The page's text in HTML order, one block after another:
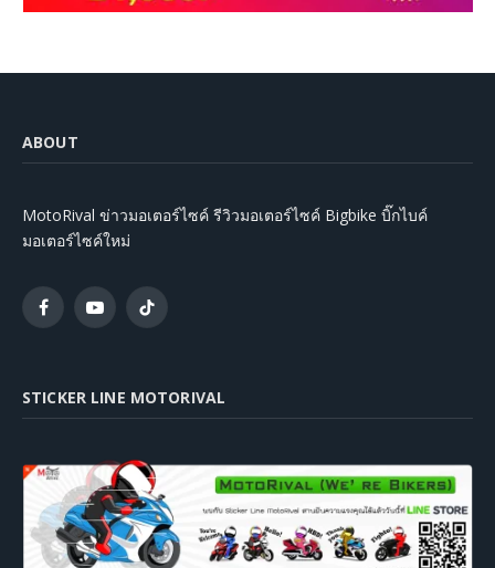
ABOUT
MotoRival ข่าวมอเตอร์ไซค์ รีวิวมอเตอร์ไซค์ Bigbike บิ๊กไบค์
มอเตอร์ไซค์ใหม่
FacebookYouTubeTikTok
STICKER LINE MOTORIVAL